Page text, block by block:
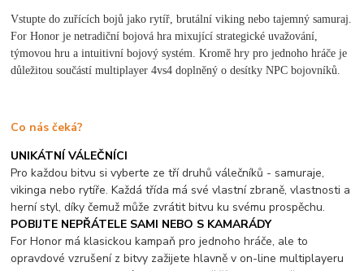
Vstupte do zuřících bojů jako rytíř, brutální viking nebo tajemný samuraj.
For Honor je netradiční bojová hra mixující strategické uvažování,
týmovou hru a intuitivní bojový systém. Kromě hry pro jednoho hráče je
důležitou součástí multiplayer 4vs4 doplněný o desítky NPC bojovníků.
Co nás čeká?
UNIKÁTNÍ VÁLEČNÍCI
Pro každou bitvu si vyberte ze tří druhů válečníků - samuraje,
vikinga nebo rytíře. Každá třída má své vlastní zbraně, vlastnosti a
herní styl, díky čemuž může zvrátit bitvu ku svému prospěchu.
POBIJTE NEPŘÁTELE SAMI NEBO S KAMARÁDY
For Honor má klasickou kampaň pro jednoho hráče, ale to
opravdové vzrušení z bitvy zažijete hlavně v on-line multiplayeru